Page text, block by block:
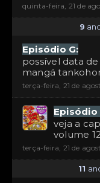
quinta-feira, 21 de
9
Episódio G:
possível data
mangá
terça-feira, 21 de
Episódio
veja a
volume
terça-feira, 21 de
11